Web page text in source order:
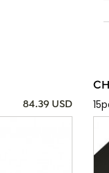
84.39 USD